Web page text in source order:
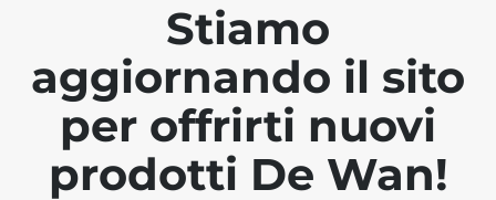
Stiamo
aggiornando il sito
per offrirti nuovi
prodotti De Wan!